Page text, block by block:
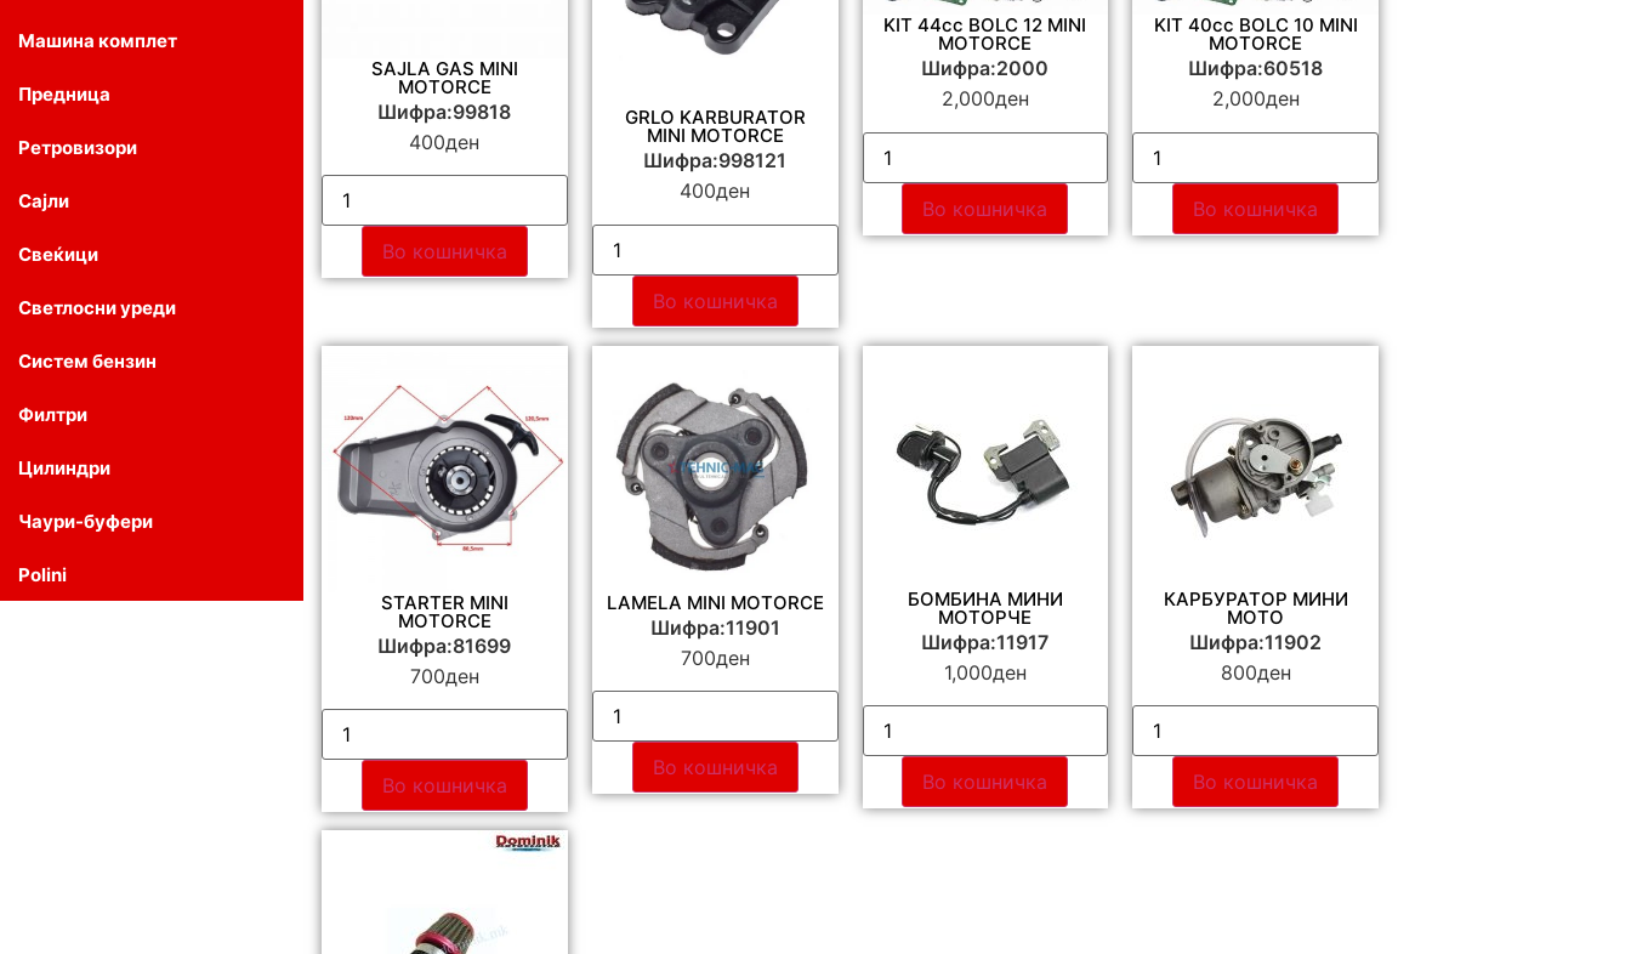
Машина комплет
Предница
Ретровизори
Сајли
Свеќици
Светлосни уреди
Систем бензин
Филтри
Цилиндри
Чаури-буфери
Polini
SAJLA GAS MINI
MOTORCE
Шифра:99818
400ден
Во кошничка
GRLO KARBURATOR
MINI MOTORCE
Шифра:998121
400ден
Во кошничка
KIT 44cc BOLC 12 MINI
MOTORCE
Шифра:2000
2,000ден
Во кошничка
KIT 40cc BOLC 10 MINI
MOTORCE
Шифра:60518
2,000ден
Во кошничка
STARTER MINI
MOTORCE
Шифра:81699
700ден
Во кошничка
LAMELA MINI MOTORCE
Шифра:11901
700ден
Во кошничка
БОМБИНА МИНИ
МОТОРЧЕ
Шифра:11917
1,000ден
Во кошничка
КАРБУРАТОР МИНИ
МОТО
Шифра:11902
800ден
Во кошничка